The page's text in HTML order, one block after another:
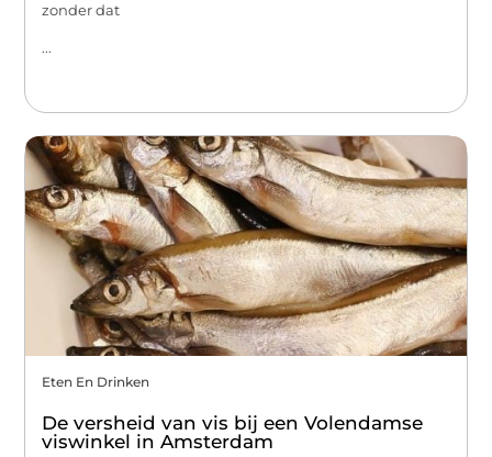
zonder dat
...
Eten En Drinken
De versheid van vis bij een Volendamse
viswinkel in Amsterdam